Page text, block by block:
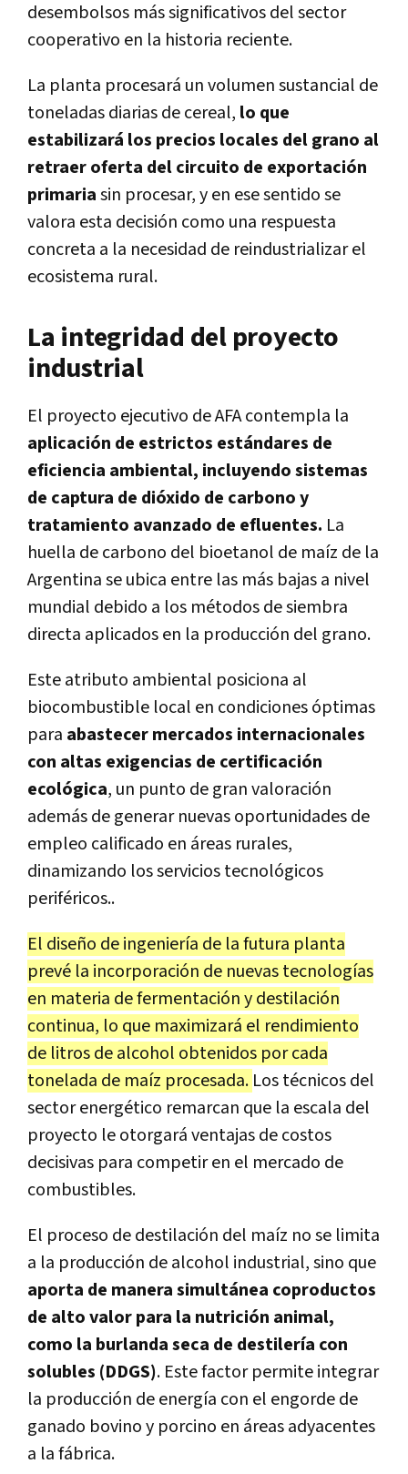
desembolsos más significativos del sector
cooperativo en la historia reciente.
La planta procesará un volumen sustancial de
toneladas diarias de cereal, lo que
estabilizará los precios locales del grano al
retraer oferta del circuito de exportación
primariasin procesar, y en ese sentido se
valora esta decisión como una respuesta
concreta a la necesidad de reindustrializar el
ecosistema rural.
La integridad del proyecto
industrial
El proyecto ejecutivo de AFA contempla la
aplicación de estrictos estándares de
eficiencia ambiental, incluyendo sistemas
de captura de dióxido de carbono y
tratamiento avanzado de efluentes. La
huella de carbono del bioetanol de maíz de la
Argentina se ubica entre las más bajas a nivel
mundial debido a los métodos de siembra
directa aplicados en la producción del grano.
Este atributo ambiental posiciona al
biocombustible local en condiciones óptimas
para abastecer mercados internacionales
con altas exigencias de certificación
ecológica, un punto de gran valoración
además de generar nuevas oportunidades de
empleo calificado en áreas rurales,
dinamizando los servicios tecnológicos
periféricos..
El diseño de ingeniería de la futura planta
prevé la incorporación de nuevas tecnologías
en materia de fermentación y destilación
continua, lo que maximizará el rendimiento
de litros de alcohol obtenidos por cada
tonelada de maíz procesada. Los técnicos del
sector energético remarcan que la escala del
proyecto le otorgará ventajas de costos
decisivas para competir en el mercado de
combustibles.
El proceso de destilación del maíz no se limita
a la producción de alcohol industrial, sino que
aporta de manera simultánea coproductos
de alto valor para la nutrición animal,
como la burlanda seca de destilería con
solubles (DDGS). Este factor permite integrar
la producción de energía con el engorde de
ganado bovino y porcino en áreas adyacentes
a la fábrica.